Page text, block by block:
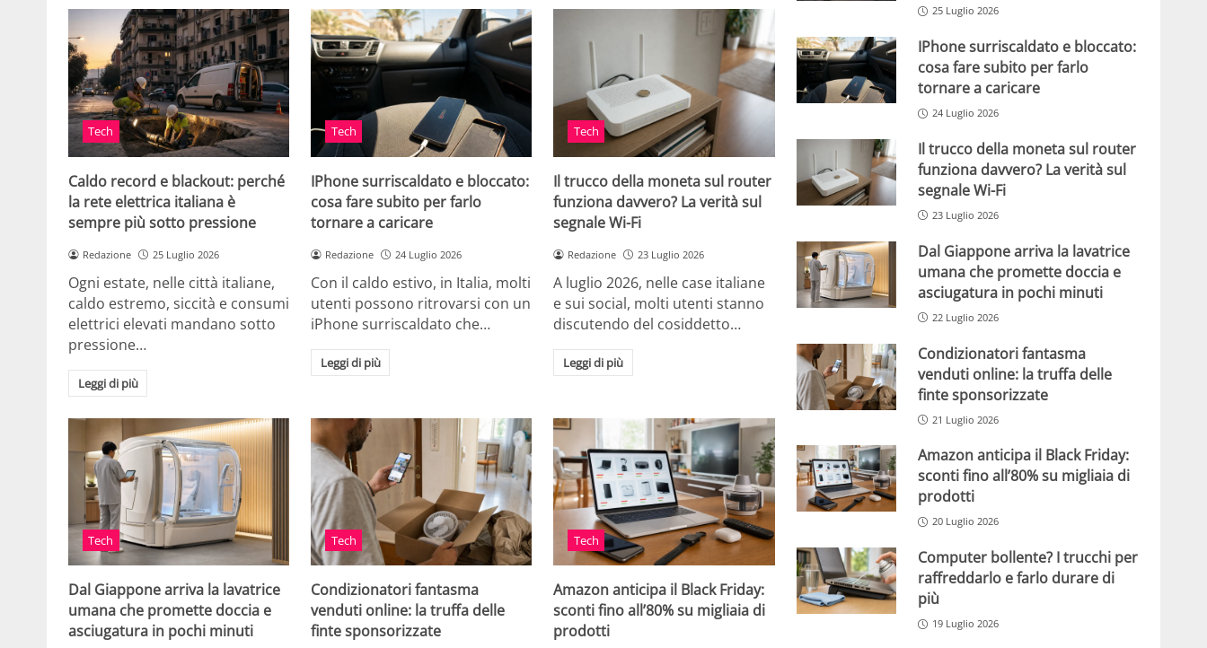
Tech
Caldo record e blackout: perché
la rete elettrica italiana è
sempre più sotto pressione
Redazione 25 Luglio 2026
Ogni estate, nelle città italiane,
caldo estremo, siccità e consumi
elettrici elevati mandano sotto
pressione…
Leggi di più
Tech
IPhone surriscaldato e bloccato:
cosa fare subito per farlo
tornare a caricare
Redazione 24 Luglio 2026
Con il caldo estivo, in Italia, molti
utenti possono ritrovarsi con un
iPhone surriscaldato che…
Leggi di più
Tech
Il trucco della moneta sul router
funziona davvero? La verità sul
segnale Wi-Fi
Redazione 23 Luglio 2026
A luglio 2026, nelle case italiane
e sui social, molti utenti stanno
discutendo del cosiddetto…
Leggi di più
Tech
Dal Giappone arriva la lavatrice
umana che promette doccia e
asciugatura in pochi minuti
Tech
Condizionatori fantasma
venduti online: la truffa delle
finte sponsorizzate
Tech
Amazon anticipa il Black Friday:
sconti fino all’80% su migliaia di
prodotti
25 Luglio 2026
IPhone surriscaldato e bloccato:
cosa fare subito per farlo
tornare a caricare
24 Luglio 2026
Il trucco della moneta sul router
funziona davvero? La verità sul
segnale Wi-Fi
23 Luglio 2026
Dal Giappone arriva la lavatrice
umana che promette doccia e
asciugatura in pochi minuti
22 Luglio 2026
Condizionatori fantasma
venduti online: la truffa delle
finte sponsorizzate
21 Luglio 2026
Amazon anticipa il Black Friday:
sconti fino all’80% su migliaia di
prodotti
20 Luglio 2026
Computer bollente? I trucchi per
raffreddarlo e farlo durare di
più
19 Luglio 2026